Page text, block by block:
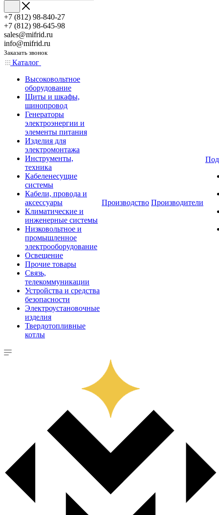
+7 (812) 98-840-27
+7 (812) 98-645-98
sales@mifrid.ru
info@mifrid.ru
Заказать звонок
Каталог
Высоковольтное
оборудование
Щиты и шкафы,
шинопровод
Генераторы
электроэнергии и
элементы питания
Изделия для
электромонтажа
Инструменты,
техника
Кабеленесущие
системы
Кабели, провода и
аксессуары
Климатические и
инженерные системы
Низковольтное и
промышленное
электрооборудование
Освещение
Прочие товары
Связь,
телекоммуникации
Устройства и средства
безопасности
Электроустановочные
изделия
Твердотопливные
котлы
Производство Производители